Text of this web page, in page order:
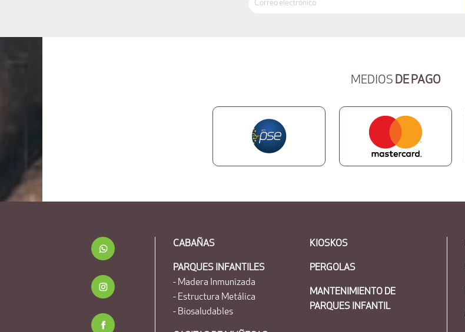
MEDIOS DE PAGO
CABAÑAS
PARQUES INFANTILES
- Madera Inmunizada
- Estructura Metálica
- Biosaludables
KIOSKOS
PERGOLAS
MANTENIMIENTO DE
PARQUES INFANTIL